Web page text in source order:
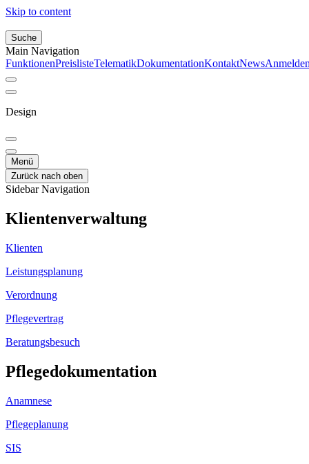
Skip to content
Suche
Main Navigation
FunktionenPreislisteTelematikDokumentationKontaktNews
Design
Menü
Zurück nach oben
Sidebar Navigation
Klientenverwaltung
Klienten
Leistungsplanung
Verordnung
Pflegevertrag
Beratungsbesuch
Pflegedokumentation
Anamnese
Pflegeplanung
SIS